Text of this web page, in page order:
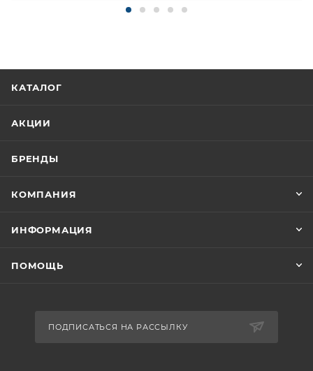
КАТАЛОГ
АКЦИИ
БРЕНДЫ
КОМПАНИЯ
ИНФОРМАЦИЯ
ПОМОЩЬ
ПОДПИСАТЬСЯ НА РАССЫЛКУ